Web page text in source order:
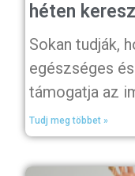
héten
Sokan tudják,
egészséges
támogatja az
Tudj meg többet »